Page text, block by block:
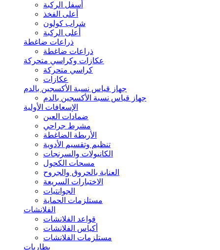
أسفل الركبة
أعلى الفخذ
شراب كولون
أعلى الركبة
ذراعات ضاغطة
ذراعات ضاغطة
عكازات وكراسي متحركة
كراسي متحركة
عكازات
جهاز قياس نسبة الأكسجين بالدم
جهاز قياس نسبة الأكسجين بالدم
الإسعافات الأولية
ضمادات العين
مشرط جراحي
الأربطة الضاغطة
تنظيم وتقسيم الأدوية
الكانيولات والسرنجات
مسحات الكحول
العناية بالحروق والجروح
الاختبارات السريعة
الجوانتيات
مستلزمات الحماية
الفلانشات
قواعد الفلانشات
أكياس الفلانشات
مستلزمات الفلانشات
بطاريات